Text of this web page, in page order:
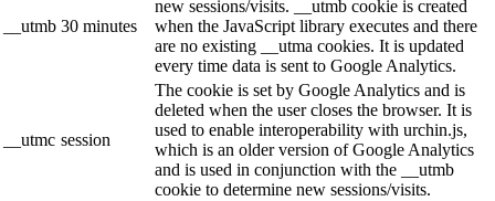
__utmb 30 minutes
new sessions/visits. __utmb cookie is created
when the JavaScript library executes and there
are no existing __utma cookies. It is updated
every time data is sent to Google Analytics.
__utmc session
The cookie is set by Google Analytics and is
deleted when the user closes the browser. It is
used to enable interoperability with urchin.js,
which is an older version of Google Analytics
and is used in conjunction with the __utmb
cookie to determine new sessions/visits.